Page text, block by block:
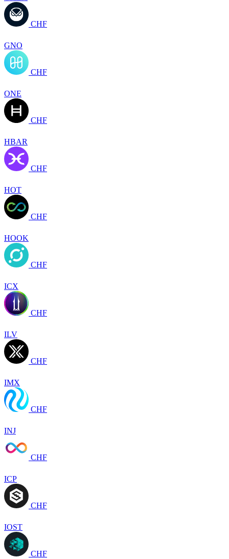
CHF
GNO
CHF
ONE
CHF
HBAR
CHF
HOT
CHF
HOOK
CHF
ICX
CHF
ILV
CHF
IMX
CHF
INJ
CHF
ICP
CHF
IOST
CHF